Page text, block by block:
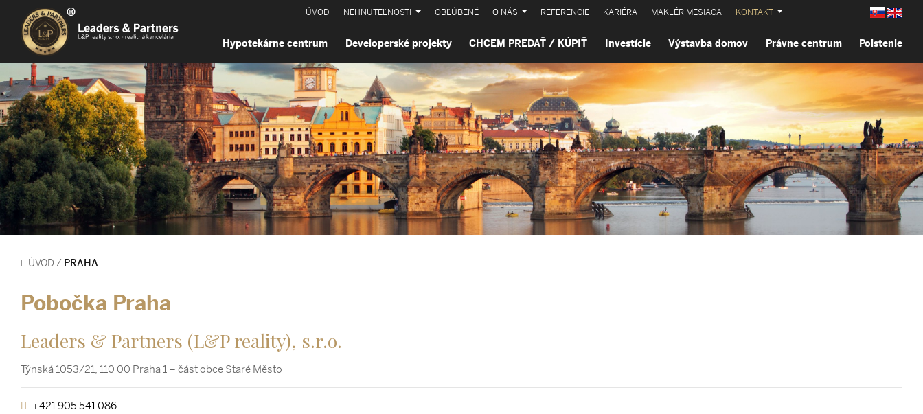
ÚVOD NEHNUTEĽNOSTI OBĽÚBENÉ O NÁS REFERENCIE KARIÉRA MAKLÉR MESIACA KONTAKT
Hypotekárne centrum Developerské projekty CHCEM PREDAŤ / KÚPIŤ Investície Výstavba domov Právne centrum Poistenie
ÚVOD / PRAHA
Pobočka Praha
Leaders & Partners (L&P reality), s.r.o.
Týnská 1053/21, 110 00 Praha 1 – část obce Staré Město
+421 905 541 086